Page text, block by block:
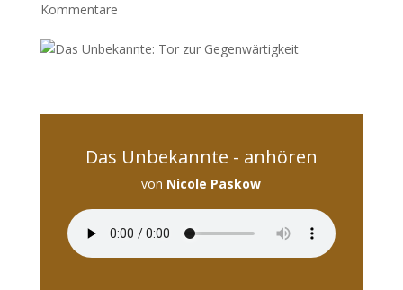
Kommentare
Das Unbekannte - anhören
von Nicole Paskow